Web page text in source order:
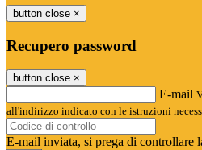
button close ×
Recupero password
button close ×
E-mail
all'indirizzo indicato con le istruzioni
E-mail inviata, si prega di controllare